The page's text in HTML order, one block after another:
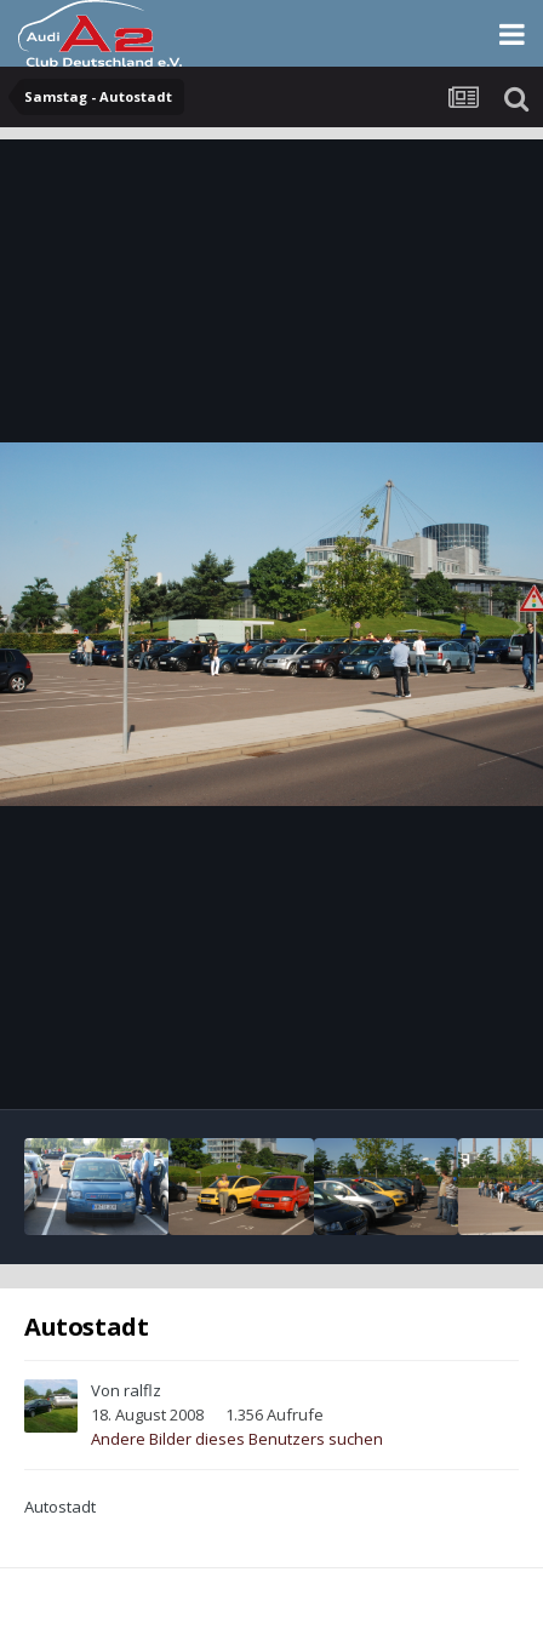
Samstag - Autostadt
Autostadt
Von ralflz
18. August 2008
1.356 Aufrufe
Andere Bilder dieses Benutzers suchen
Autostadt